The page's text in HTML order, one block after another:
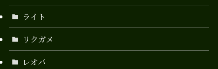
ライト
リクガメ
レオパ